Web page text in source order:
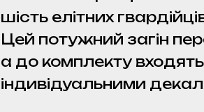
шість елітних
Цей потужний загін
а до комплекту
індивідуальними